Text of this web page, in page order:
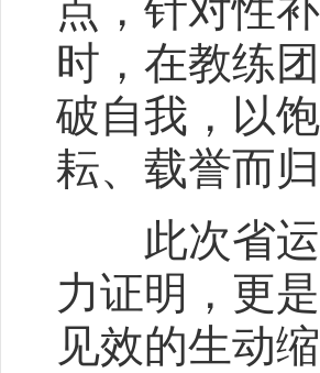
点，针对性
时，在教练
破自我，以
耘、载誉而归
此次省运
力证明，更
见效的生动